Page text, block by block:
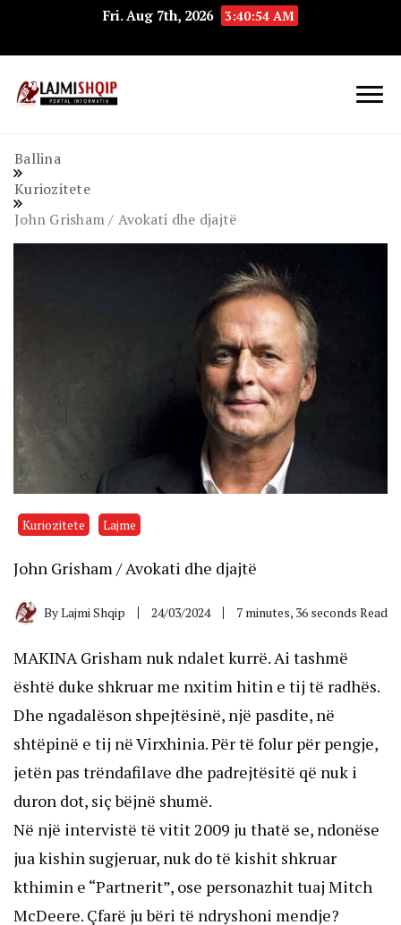
Fri. Aug 7th, 2026 3:40:54 AM
Ballina
Kuriozitete
John Grisham / Avokati dhe djajtë
Kuriozitete Lajme
John Grisham / Avokati dhe djajtë
ByLajmi Shqip 24/03/2024 7 minutes, 36 seconds Read
MAKINA Grisham nuk ndalet kurrë. Ai tashmë
është duke shkruar me nxitim hitin e tij të radhës.
Dhe ngadalëson shpejtësinë, një pasdite, në
shtëpinë e tij në Virxhinia. Për të folur për pengje,
jetën pas trëndafilave dhe padrejtësitë që nuk i
duron dot, siç bëjnë shumë.
Në një intervistë të vitit 2009 ju thatë se, ndonëse
jua kishin sugjeruar, nuk do të kishit shkruar
kthimin e “Partnerit”, ose personazhit tuaj Mitch
McDeere. Çfarë ju bëri të ndryshoni mendje?